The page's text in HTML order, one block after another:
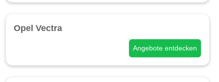
Opel Vectra
Angebote entdecken